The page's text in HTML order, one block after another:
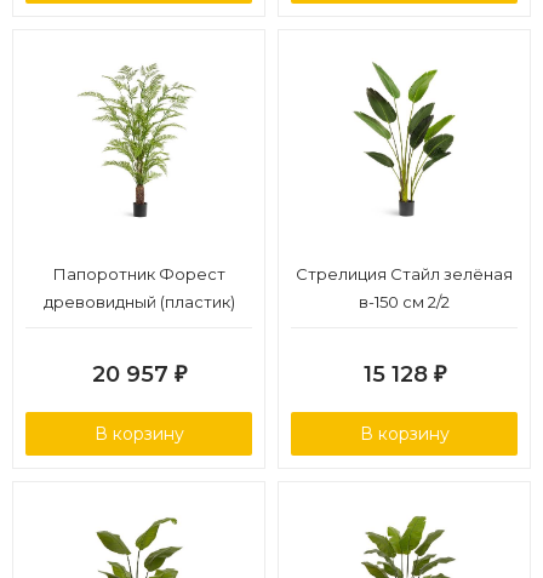
Папоротник Форест
древовидный (пластик)
20 957 ₽
В корзину
Стрелиция Стайл зелёная
в-150 см 2/2
15 128 ₽
В корзину